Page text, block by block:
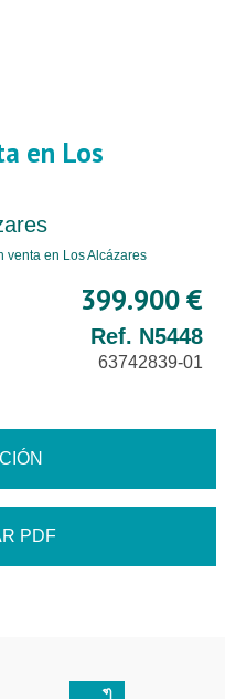
en Los
venta en Los Alcázares
399.900 €
Ref. N5448
63742839-01
PDF